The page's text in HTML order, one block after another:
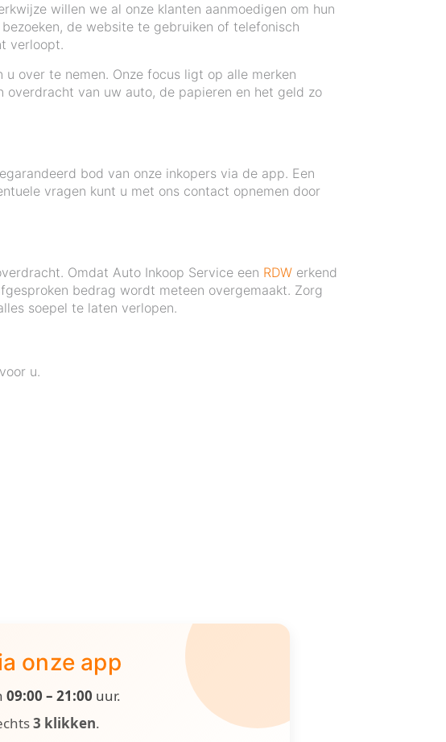
willen we al onze klanten aanmoedigen om hun
de website te gebruiken of telefonisch
verloopt.
over te nemen. Onze focus ligt op alle merken
van uw auto, de papieren en het geld zo
bod van onze inkopers via de app. Een
vragen kunt u met ons contact opnemen door
Omdat Auto Inkoop Service een RDW erkend
bedrag wordt meteen overgemaakt. Zorg
soepel te laten verlopen.
u.
onze app
09:00 – 21:00 uur.
3 klikken.